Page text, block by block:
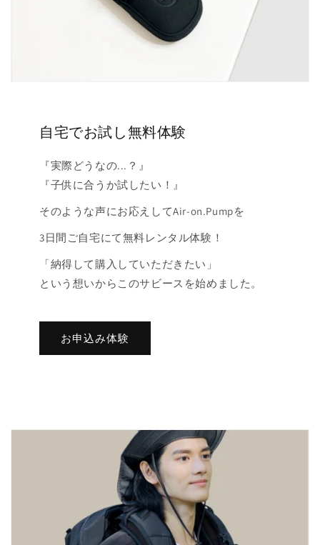
自宅でお試し無料体験
『実際どうなの...？』
『子供に合うか試したい！』
そのような声にお応えしてAir-on.Pumpを
3日間ご自宅にて無料レンタル体験！
「納得して購入していただきたい」
という想いからこのサビースを始めました。
お申込み体験